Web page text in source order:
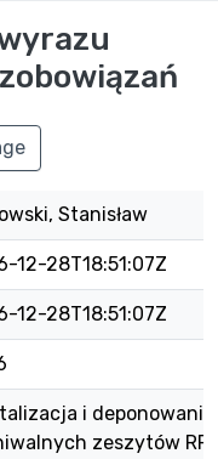
Stanisław
12-28T18:51:07Z
12-28T18:51:07Z
i deponowanie
zeszytów